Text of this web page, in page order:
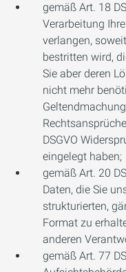
gemäß Art. 18
Verarbeitung
verlangen,
bestritten wird,
Sie aber deren
nicht mehr
DSGVO
eingelegt haben;
gemäß Art. 20
Daten, die Sie
strukturierten,
Format zu
anderen
gemäß Art. 77